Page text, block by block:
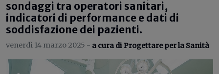
sondaggi tra operatori sanitari,
indicatori di performance e dati di
soddisfazione dei pazienti.
venerdì 14 marzo 2025 - a cura di Progettare per la Sanità